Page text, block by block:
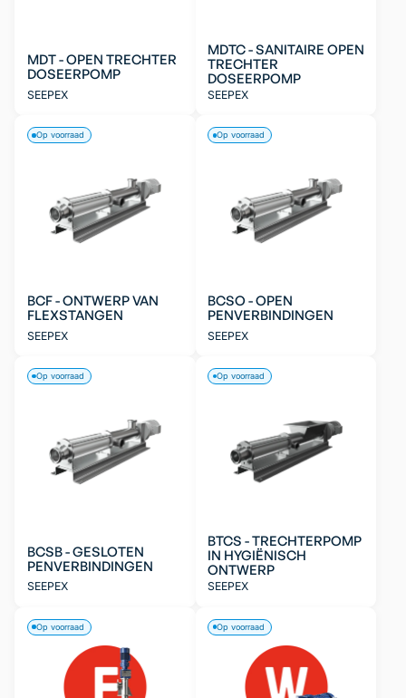
MDT - OPEN TRECHTER
DOSEERPOMP
SEEPEX
MDTC - SANITAIRE OPEN
TRECHTER
DOSEERPOMP
SEEPEX
BCF - ONTWERP VAN
FLEXSTANGEN
SEEPEX
Op voorraad
BCSO - OPEN
PENVERBINDINGEN
SEEPEX
Op voorraad
BCSB - GESLOTEN
PENVERBINDINGEN
SEEPEX
Op voorraad
BTCS - TRECHTERPOMP
IN HYGIËNISCH
ONTWERP
SEEPEX
Op voorraad
Op voorraad Op voorraad